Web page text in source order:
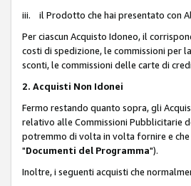
iii. il Prodotto che hai presentato con
Per ciascun Acquisto Idoneo, il
costi di spedizione, le commissioni per
sconti, le commissioni delle carte di
2. Acquisti Non Idonei
Fermo restando quanto sopra, gli
relativo alle Commissioni Pubblicitarie
potremmo di volta in volta fornire e
"Documenti del Programma").
Inoltre, i seguenti acquisti che